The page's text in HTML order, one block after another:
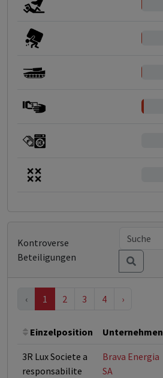
Kontroverse
Beteiligungen
‹ 1 2 3 4 ›
Einzelposition Unternehmen
3R Lux Societe a
responsabilite
Brava Energia
SA